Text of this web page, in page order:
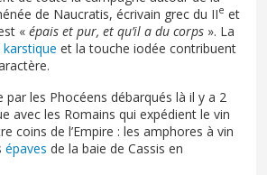
de Naucratis, écrivain grec du IIe et
« épais et pur, et qu’il a du corps ». La
et la touche iodée contribuent
par les Phocéens débarqués là il y a 2
avec les Romains qui expédient le vin
coins de l’Empire : les amphores à vin
épaves de la baie de Cassis en